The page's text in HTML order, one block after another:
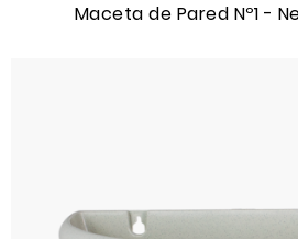
Maceta de Pared Nº1 -